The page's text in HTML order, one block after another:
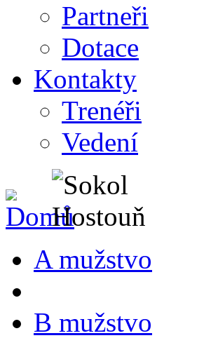
Partneři
Dotace
Kontakty
Trenéři
Vedení
A mužstvo
B mužstvo